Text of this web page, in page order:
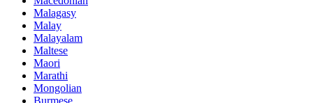
Malagasy
Malay
Malayalam
Maltese
Maori
Marathi
Mongolian